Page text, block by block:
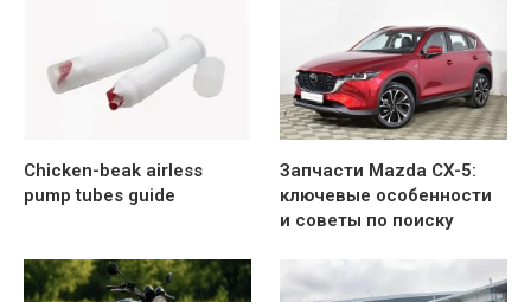
Chicken-beak airless
pump tubes guide
Запчасти Mazda CX-5:
ключевые особенности
и советы по поиску